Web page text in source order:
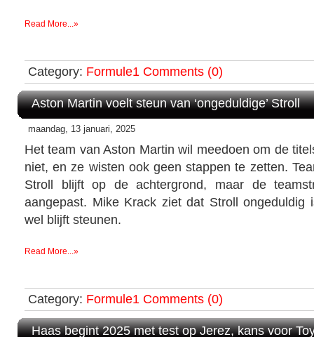
Read More...»
Category: Formule1 Comments (0)
Aston Martin voelt steun van ‘ongeduldige’ Stroll
maandag, 13 januari, 2025
Het team van Aston Martin wil meedoen om de
niet, en ze wisten ook geen stappen te zetten.
Stroll blijft op de achtergrond, maar de
aangepast. Mike Krack ziet dat Stroll ongeduldig
wel blijft steunen.
Read More...»
Category: Formule1 Comments (0)
Haas begint 2025 met test op Jerez, kans voor